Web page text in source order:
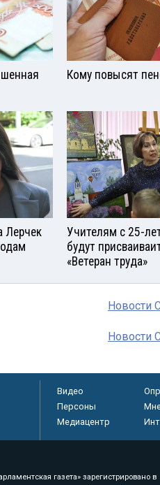
Кому повысят
Лерчек
Учителям с 25-
будут
«Ветеран труда»
Новости
Новости
Видео
Персоны
Медиацентр
газета» зарегистрировано в